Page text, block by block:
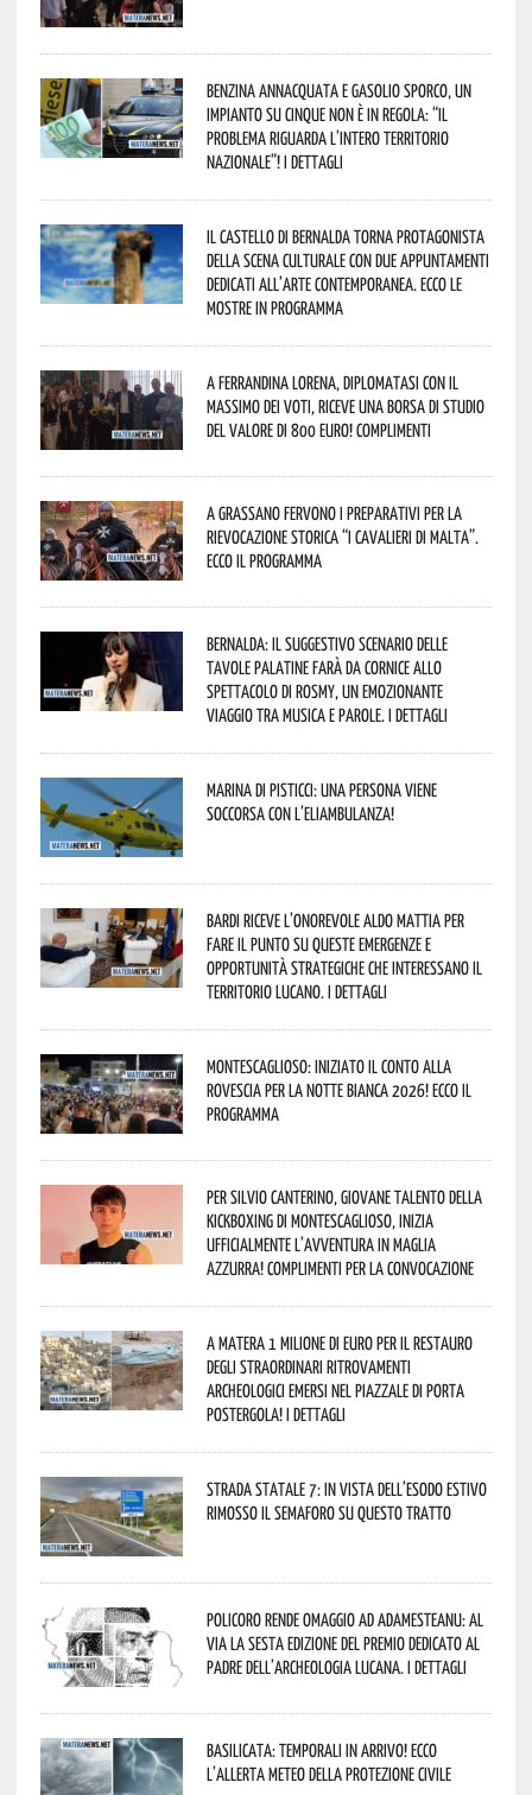
Benzina annacquata e gasolio sporco, un
impianto su cinque non è in regola: “il
problema riguarda l’intero territorio
Nazionale”! I dettagli
Il Castello di Bernalda torna protagonista
della scena culturale con due appuntamenti
dedicati all’arte contemporanea. Ecco le
mostre in programma
A Ferrandina Lorena, diplomatasi con il
massimo dei voti, riceve una borsa di studio
del valore di 800 euro! Complimenti
A Grassano fervono i preparativi per la
Rievocazione Storica “I CAVALIERI DI MALTA”.
Ecco il programma
Bernalda: il suggestivo scenario delle
Tavole Palatine farà da cornice allo
spettacolo di Rosmy, un emozionante
viaggio tra musica e parole. I dettagli
Marina di Pisticci: una persona viene
soccorsa con l’eliambulanza!
Bardi riceve l’onorevole Aldo Mattia per
fare il punto su queste emergenze e
opportunità strategiche che interessano il
territorio lucano. I dettagli
Montescaglioso: iniziato il conto alla
rovescia per la Notte Bianca 2026! Ecco il
programma
Per Silvio Canterino, giovane talento della
kickboxing di Montescaglioso, inizia
ufficialmente l’avventura in maglia
azzurra! Complimenti per la convocazione
A Matera 1 milione di euro per il restauro
degli straordinari ritrovamenti
archeologici emersi nel piazzale di Porta
Postergola! I dettagli
Strada statale 7: in vista dell’esodo estivo
rimosso il semaforo su questo tratto
Policoro rende omaggio ad Adamesteanu: al
via la sesta edizione del Premio dedicato al
padre dell’archeologia lucana. I dettagli
Basilicata: temporali in arrivo! Ecco
l’allerta meteo della Protezione civile